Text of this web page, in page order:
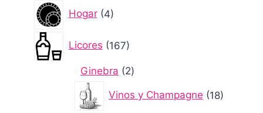
Hogar
4
4
productos
Licores
167
167
productos
Ginebra
22
Vinos y Champagne 18
18